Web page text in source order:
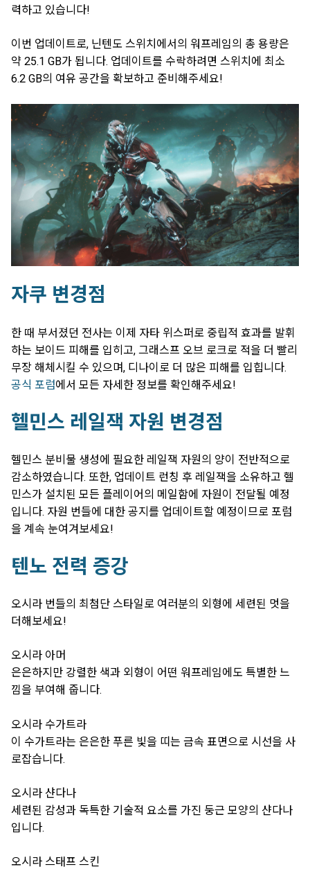
력하고 있습니다!
이번 업데이트로, 닌텐도 스위치에서의 워프레임의 총 용량은
약 25.1 GB가 됩니다. 업데이트를 수락하려면 스위치에 최소
6.2 GB의 여유 공간을 확보하고 준비해주세요!
자쿠 변경점
한 때 부서졌던 전사는 이제 자타 위스퍼로 중립적 효과를 발휘
하는 보이드 피해를 입히고, 그래스프 오브 로크로 적을 더 빨리
무장 해체시킬 수 있으며, 디나이로 더 많은 피해를 입힙니다.
공식 포럼에서 모든 자세한 정보를 확인해주세요!
헬민스 레일잭 자원 변경점
헬민스 분비물 생성에 필요한 레일잭 자원의 양이 전반적으로
감소하였습니다. 또한, 업데이트 런칭 후 레일잭을 소유하고 헬
민스가 설치된 모든 플레이어의 메일함에 자원이 전달될 예정
입니다. 자원 번들에 대한 공지를 업데이트할 예정이므로 포럼
을 계속 눈여겨보세요!
텐노 전력 증강
오시라 번들의 최첨단 스타일로 여러분의 외형에 세련된 멋을
더해보세요!
오시라 아머
은은하지만 강렬한 색과 외형이 어떤 워프레임에도 특별한 느
낌을 부여해 줍니다.
오시라 수가트라
이 수가트라는 은은한 푸른 빛을 띠는 금속 표면으로 시선을 사
로잡습니다.
오시라 샨다나
세련된 감성과 독특한 기술적 요소를 가진 둥근 모양의 샨다나
입니다.
오시라 스태프 스킨